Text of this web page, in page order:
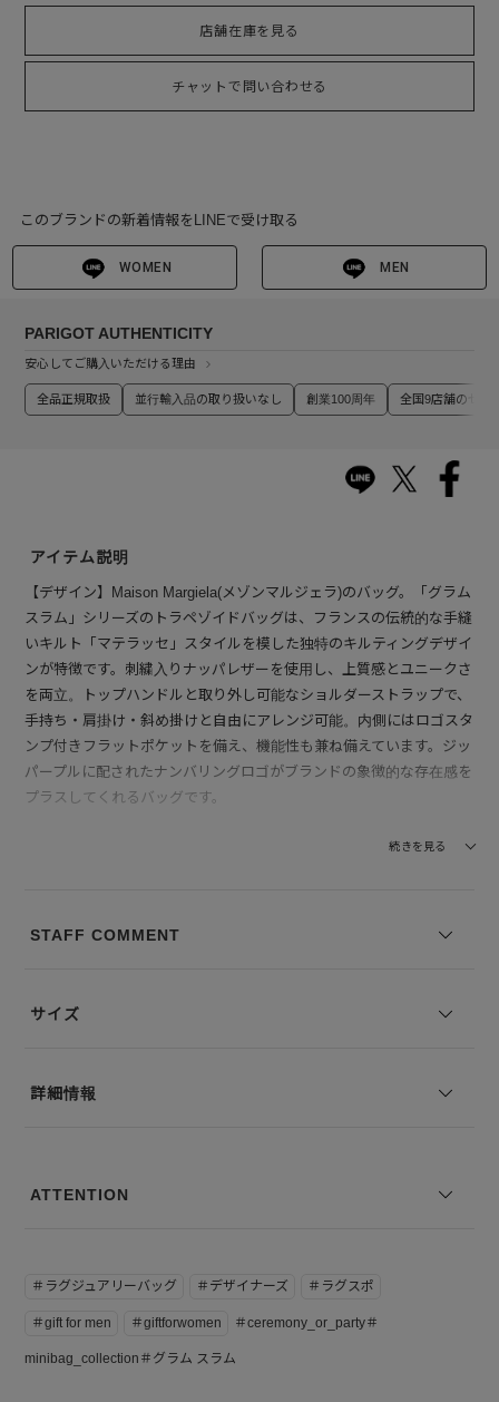
店舗在庫を見る
チャットで問い合わせる
このブランドの新着情報をLINEで受け取る
WOMEN MEN
PARIGOT AUTHENTICITY
安心してご購入いただける理由
全品正規取扱 並行輸入品の取り扱いなし 創業100周年 全国9店舗のセレ
アイテム説明
【デザイン】Maison Margiela(メゾンマルジェラ)のバッグ。「グラム
スラム」シリーズのトラペゾイドバッグは、フランスの伝統的な手縫
いキルト「マテラッセ」スタイルを模した独特のキルティングデザイ
ンが特徴です。刺繍入りナッパレザーを使用し、上質感とユニークさ
を両立。トップハンドルと取り外し可能なショルダーストラップで、
手持ち・肩掛け・斜め掛けと自由にアレンジ可能。内側にはロゴスタ
ンプ付きフラットポケットを備え、機能性も兼ね備えています。ジッ
パープルに配されたナンバリングロゴがブランドの象徴的な存在感を
プラスしてくれるバッグです。
【素材】ボディには柔らかなシープレザーを使用し、手触りは滑らか
※コーディネートアイテムは別売りとなります。
続きを見る
STAFF COMMENT
サイズ
詳細情報
ATTENTION
＃ラグジュアリーバッグ ＃デザイナーズ ＃ラグスポ
＃gift for men ＃giftforwomen ＃ceremony_or_party＃
minibag_collection＃グラム スラム